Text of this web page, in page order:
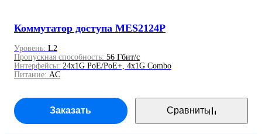
Коммутатор доступа MES2124P
Уровень: L2
Пропускная способность: 56 Гбит/с
Интерфейсы: 24x1G PoE/PoE+, 4x1G Combo
Питание: AC
Заказать Сравнить